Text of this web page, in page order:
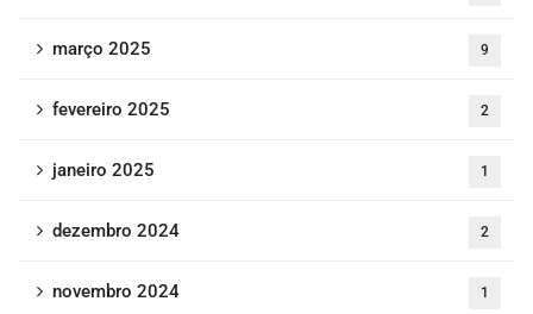
março 2025 9
fevereiro 2025 2
janeiro 2025 1
dezembro 2024 2
novembro 2024 1